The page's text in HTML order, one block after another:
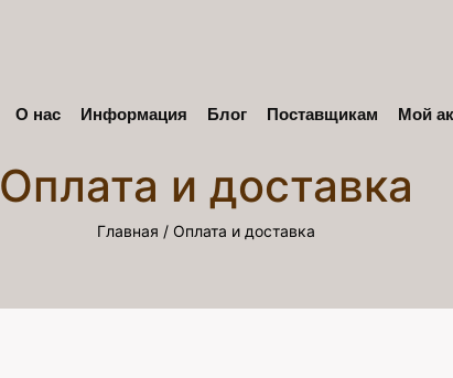
О нас Информация Блог Поставщикам Мой
Оплата и доставка
Главная / Оплата и доставка